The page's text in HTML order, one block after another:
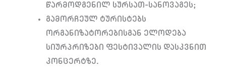
წარმოდგენილ სურსათ-სანოვაგეს;
გამორჩეულ ტურისტებს
ორგანიზატორებისგან ელოდება
სიურპრიზები ფესტივალის დასკვნით
კონცერტზე.